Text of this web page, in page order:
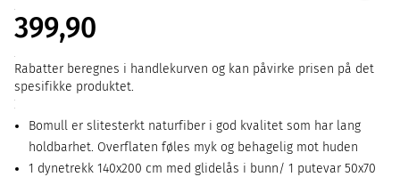
399,90
Rabatter beregnes i handlekurven og kan påvirke prisen på det
spesifikke produktet.
Bomull er slitesterkt naturfiber i god kvalitet som har lang
holdbarhet. Overflaten føles myk og behagelig mot huden
1 dynetrekk 140x200 cm med glidelås i bunn/ 1 putevar 50x70